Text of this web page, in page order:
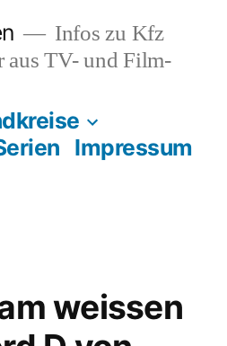
Infos zu Kfz
aus TV- und Film-
Impressum
weissen